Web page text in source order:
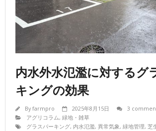
内水外水氾濫に対するグ
キングの効果
Byfarmpro 2025年8月15日
3
アグリコラム, 緑地・雑草
グラスパーキング, 内水氾濫, 異常気象, 緑地管理, 芝